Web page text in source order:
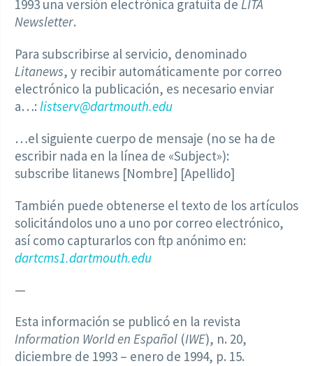
1993 una versión electrónica gratuita de LITA
Newsletter.
Para subscribirse al servicio, denominado
Litanews, y recibir automáticamente por correo
electrónico la publicación, es necesario enviar
a…: listserv@dartmouth.edu
…el siguiente cuerpo de mensaje (no se ha de
escribir nada en la línea de «Subject»):
subscribe litanews [Nombre] [Apellido]
También puede obtenerse el texto de los artículos
solicitándolos uno a uno por correo electrónico,
así como capturarlos con ftp anónimo en:
dartcms1.dartmouth.edu
—
Esta información se publicó en la revista
Information World en Español (IWE), n. 20,
diciembre de 1993 – enero de 1994, p. 15.